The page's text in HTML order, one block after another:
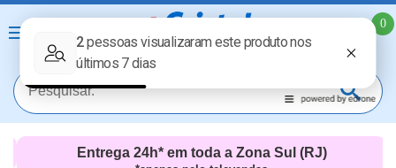
0
Entrega 24h* em toda a Zona Sul (RJ)